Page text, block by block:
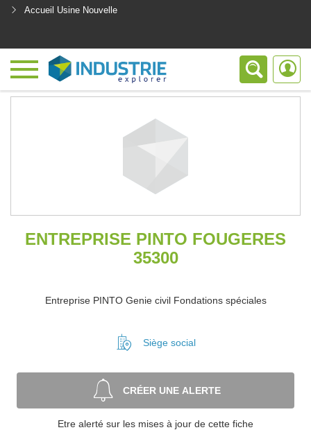
Accueil Usine Nouvelle
ENTREPRISE PINTO FOUGERES
35300
Entreprise PINTO Genie civil Fondations spéciales
Siège social
CRÉER UNE ALERTE
Etre alerté sur les mises à jour de cette fiche